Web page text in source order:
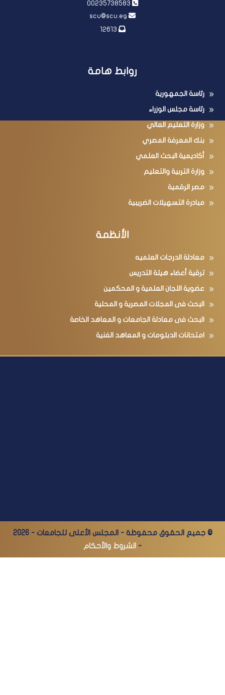
روابط هامة
رئاسة الجمهورية
رئاسة مجلس الوزراء
وزارة التعليم العالي
بنك المعرفة المصري
أكاديمية البحث العلمي
وزارة التربية والتعليم
مصر الرقمية
مبادرة التسهيلات الضريبية
الأنظمة
معادلة الدرجات العلميه
ترقية أعضاء هيئة التدريس
عضوية اللجان العلمية و المحكمين
البحث فى المجلات المصرية و المحلية
البحث فى معادلة الجامعات و المعاهد الخاصة
امتحانات الدبلومات و المعاهد الفنية
© جميع الحقوق محفوظة - المجلس الأعلى للجامعات - 2026
- الشروط والأحكام